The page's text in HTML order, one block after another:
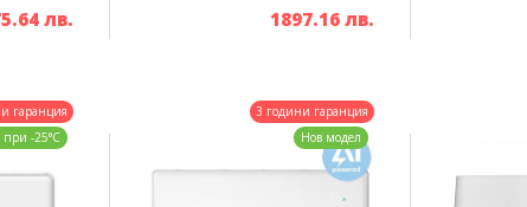
лв.
1897.16 лв.
гаранция
-25°C
3 години гаранция
Нов модел